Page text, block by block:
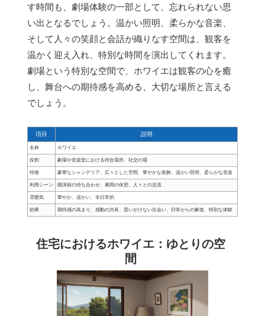
す時間も、劇場体験の一部として、忘れられない思
い出となるでしょう。温かい照明、柔らかな音楽、
そして人々の笑顔と会話が織りなす空間は、観客を
温かく迎え入れ、特別な時間を演出してくれます。
劇場という特別な空間で、ホワイエは観客の心を癒
し、舞台への期待感を高める、大切な場所と言える
でしょう。
項目 説明
名称 ホワイエ
役割 劇場や音楽堂における待合場所、社交の場
特徴 豪華なシャンデリア、広々とした空間、華やかな装飾、温かい照明、柔らかな音楽
利用シーン 開演前の待ち合わせ、幕間の休憩、人々との交流
雰囲気 華やか、温かい、非日常的
効果 期待感の高まり、感動の共有、思いがけない出会い、日常からの解放、特別な体験
住宅におけるホワイエ：ゆとりの空
間